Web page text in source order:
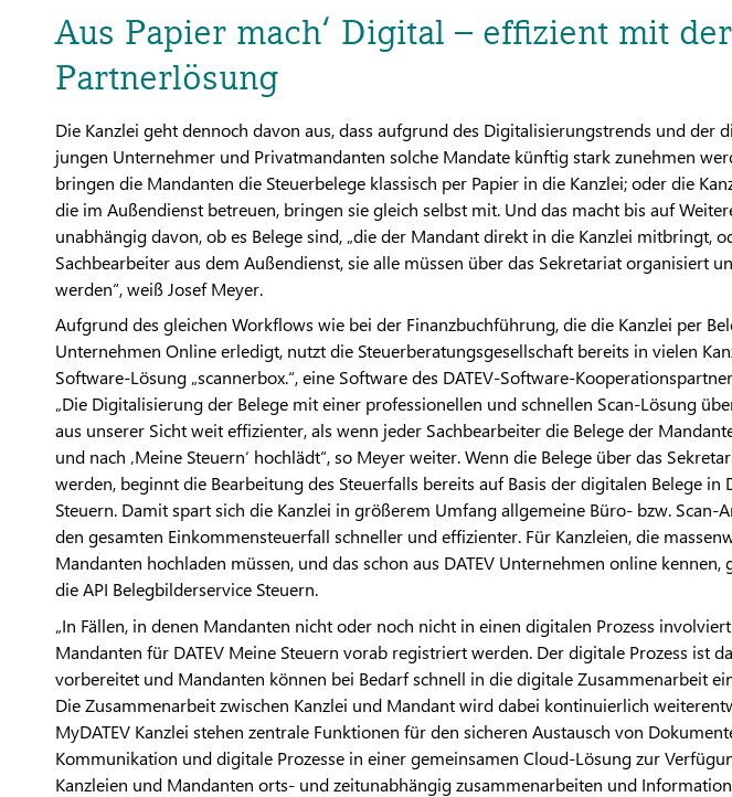
Aus Papier mach‘ Digital – effizient mit
Partnerlösung
Die Kanzlei geht dennoch davon aus, dass aufgrund des Digitalisierungstrends und der
jungen Unternehmer und Privatmandanten solche Mandate künftig stark zunehmen
bringen die Mandanten die Steuerbelege klassisch per Papier in die Kanzlei; oder die
die im Außendienst betreuen, bringen sie gleich selbst mit. Und das macht bis auf
unabhängig davon, ob es Belege sind, „die der Mandant direkt in die Kanzlei mitbringt,
Sachbearbeiter aus dem Außendienst, sie alle müssen über das Sekretariat organisiert
werden“, weiß Josef Meyer.
Aufgrund des gleichen Workflows wie bei der Finanzbuchführung, die die Kanzlei per
Unternehmen Online erledigt, nutzt die Steuerberatungsgesellschaft bereits in vielen
Software-Lösung „scannerbox.“, eine Software des DATEV-Software-
„Die Digitalisierung der Belege mit einer professionellen und schnellen Scan-Lösung
aus unserer Sicht weit effizienter, als wenn jeder Sachbearbeiter die Belege der
und nach ‚Meine Steuern‘ hochlädt“, so Meyer weiter. Wenn die Belege über das
werden, beginnt die Bearbeitung des Steuerfalls bereits auf Basis der digitalen Belege in
Steuern. Damit spart sich die Kanzlei in größerem Umfang allgemeine Büro- bzw. Scan-
den gesamten Einkommensteuerfall schneller und effizienter. Für Kanzleien, die
Mandanten hochladen müssen, und das schon aus DATEV Unternehmen online kennen,
die API Belegbilderservice Steuern.
„In Fällen, in denen Mandanten nicht oder noch nicht in einen digitalen Prozess
Mandanten für DATEV Meine Steuern vorab registriert werden. Der digitale Prozess ist
vorbereitet und Mandanten können bei Bedarf schnell in die digitale Zusammenarbeit
Die Zusammenarbeit zwischen Kanzlei und Mandant wird dabei kontinuierlich
MyDATEV Kanzlei stehen zentrale Funktionen für den sicheren Austausch von
Kommunikation und digitale Prozesse in einer gemeinsamen Cloud-Lösung zur
Kanzleien und Mandanten orts- und zeitunabhängig zusammenarbeiten und